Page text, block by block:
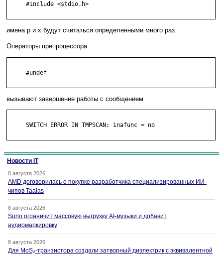
     #include <stdio.h>
имена p и x будут считаться определенными много раз.
Операторы препроцессора
     #undef
вызывают завершение работы с сообщением
     SWITCH ERROR IN TMPSCAN: inafunc = no
Новости IT
8 августа 2026
AMD договорилась о покупке разработчика специализированных ИИ-
чипов Taalas
8 августа 2026
Suno ограничит массовую выгрузку AI-музыки и добавит
аудиомаркировку
8 августа 2026
Для MoS₂-транзистора создали затворный диэлектрик с эквивалентной